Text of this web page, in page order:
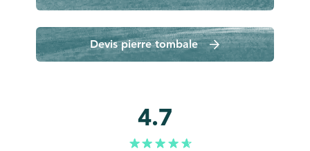
Devis pierre tombale
4.7